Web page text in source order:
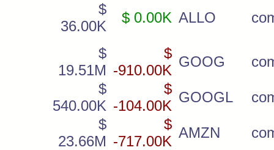
$
36.00K
$ 0.00K ALLO
$
19.51M
$
-910.00K
GOOG
$
540.00K
$
-104.00K
GOOGL
$
23.66M
$
-717.00K
AMZN